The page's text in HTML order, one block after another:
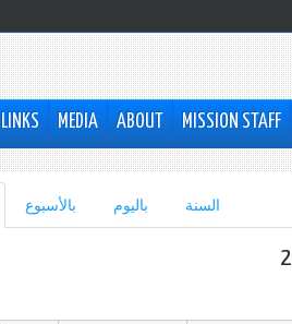
MISSION STAFF
ABOUT
MEDIA
LINKS
بالأسبوع باليوم السنة